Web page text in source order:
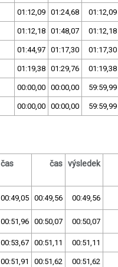
01:12,09 01:24,68 01:12,09
01:12,18 01:48,07 01:12,18
01:44,97 01:17,30 01:17,30
01:19,38 01:29,76 01:19,38
00:00,00 00:00,00 59:59,99
00:00,00 00:00,00 59:59,99
čas čas výsledek
00:49,05 00:49,56 00:49,56
00:51,96 00:50,07 00:50,07
00:53,67 00:51,11 00:51,11
00:51,91 00:51,62 00:51,62